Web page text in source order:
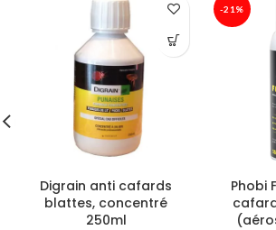
Digrain anti cafards
blattes, concentré
250ml
-21%
Phobi